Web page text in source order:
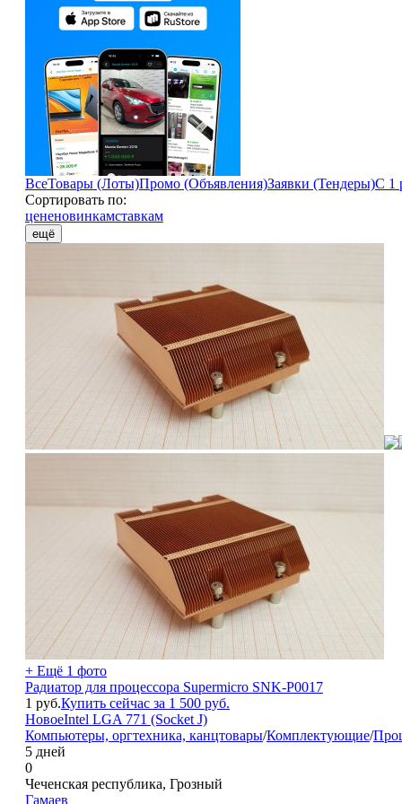
ВсеТовары (Лоты)Промо (Объявления)Заявки (Тендеры)С 1
Сортировать по:
цененовинкамставкам
ещё
+ Ещё 1 фото
Радиатор для процессора Supermicro SNK-P0017
1 руб.Купить сейчас за 1 500 руб.
НовоеIntel LGA 771 (Socket J)
Компьютеры, оргтехника, канцтовары/Комплектующие/
5 дней
0
Чеченская республика, Грозный
Гамаев